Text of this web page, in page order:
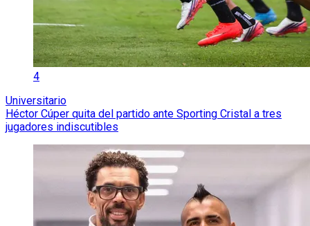
4
Universitario
Héctor Cúper quita del partido ante Sporting Cristal a tres
jugadores indiscutibles